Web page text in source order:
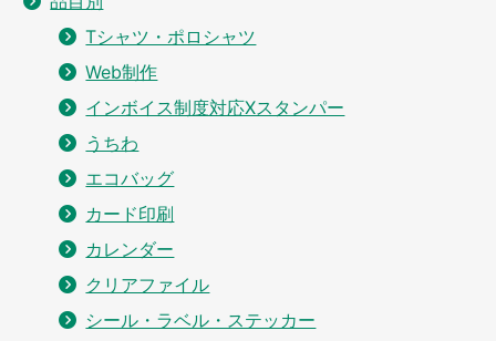
Tシャツ・ポロシャツ
Web制作
インボイス制度対応Xスタンパー
うちわ
エコバッグ
カード印刷
カレンダー
クリアファイル
シール・ラベル・ステッカー